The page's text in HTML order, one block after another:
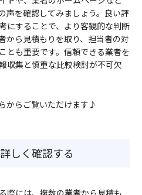
声を確認してみましょう。良い評
にすることで、より客観的な判断
から見積もりを取り、担当者の対
とも重要です。信頼できる業者を
収集と慎重な比較検討が不可欠
からご覧いただけます♪
しく確認する